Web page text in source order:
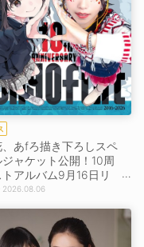
、あfろ描き下ろしスペ
ャケット公開！10周
アルバム9月16日リ
！
2026.08.06